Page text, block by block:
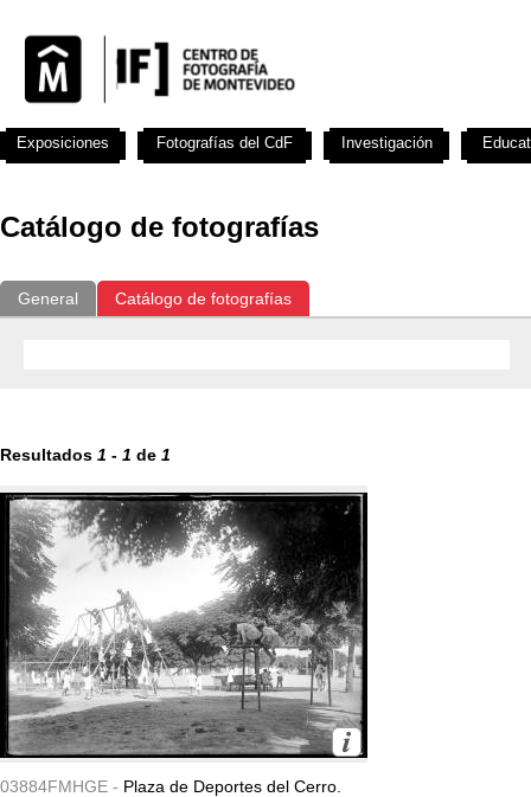
Catálogo de fotografías
General Catálogo de fotografías
Resultados 1 - 1 de 1
03884FMHGE - Plaza de Deportes del Cerro.
Exposiciones Fotografías del CdF Investigación